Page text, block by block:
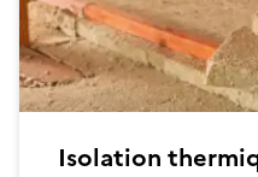
Isolation